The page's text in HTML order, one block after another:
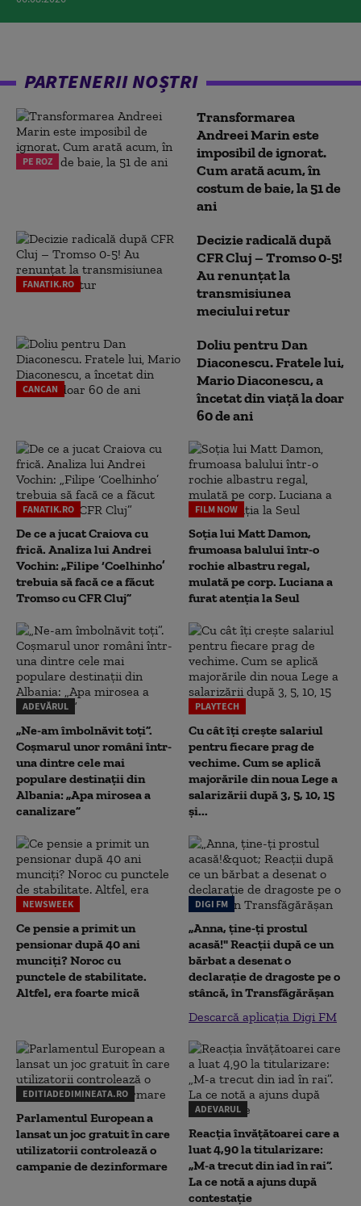
PARTENERII NOȘTRI
PE ROZ
Transformarea
Andreei Marin este
imposibil de ignorat.
Cum arată acum, în
costum de baie, la 51 de
ani
FANATIK.RO
Decizie radicală după
CFR Cluj – Tromso 0-5!
Au renunțat la
transmisiunea
meciului retur
CANCAN
Doliu pentru Dan
Diaconescu. Fratele lui,
Mario Diaconescu, a
încetat din viață la doar
60 de ani
FANATIK.RO
De ce a jucat Craiova cu
frică. Analiza lui Andrei
Vochin: „Filipe ‘Coelhinho’
trebuia să facă ce a făcut
Tromso cu CFR Cluj”
FILM NOW
Soția lui Matt Damon,
frumoasa balului într-o
rochie albastru regal,
mulată pe corp. Luciana a
furat atenția la Seul
ADEVĂRUL
„Ne-am îmbolnăvit toți”.
Coșmarul unor români într-
una dintre cele mai
populare destinații din
Albania: „Apa mirosea a
canalizare”
PLAYTECH
Cu cât îți crește salariul
pentru fiecare prag de
vechime. Cum se aplică
majorările din noua Lege a
salarizării după 3, 5, 10, 15
și...
NEWSWEEK
Ce pensie a primit un
pensionar după 40 ani
munciți? Noroc cu
punctele de stabilitate.
Altfel, era foarte mică
DIGI FM
„Anna, ţine-ţi prostul
acasă!" Reacţii după ce un
bărbat a desenat o
declaraţie de dragoste pe o
stâncă, în Transfăgărăşan
Descarcă aplicația Digi FM
EDITIADEDIMINEATA.RO
Parlamentul European a
lansat un joc gratuit în care
utilizatorii controlează o
campanie de dezinformare
ADEVARUL
Reacția învățătoarei care a
luat 4,90 la titularizare:
„M-a trecut din iad în rai”.
La ce notă a ajuns după
contestație